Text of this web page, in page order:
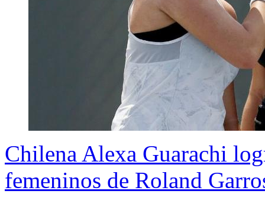
Chilena Alexa Guarachi
femeninos de Roland